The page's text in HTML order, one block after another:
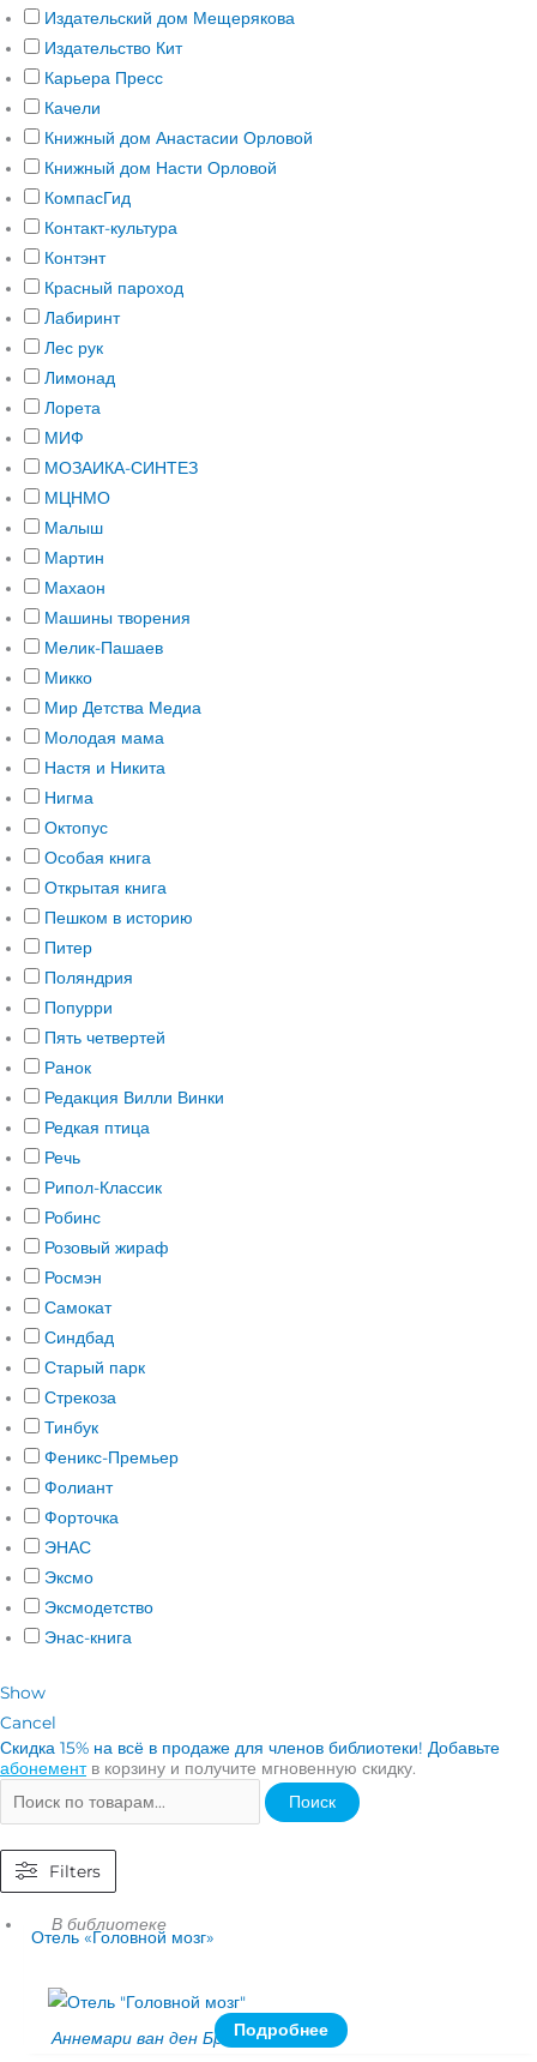
Издательский дом Мещерякова
Издательство Кит
Карьера Пресс
Качели
Книжный дом Анастасии Орловой
Книжный дом Насти Орловой
КомпасГид
Контакт-культура
Контэнт
Красный пароход
Лабиринт
Лес рук
Лимонад
Лорета
МИФ
МОЗАИКА-СИНТЕЗ
МЦНМО
Малыш
Мартин
Махаон
Машины творения
Мелик-Пашаев
Микко
Мир Детства Медиа
Молодая мама
Настя и Никита
Нигма
Октопус
Особая книга
Открытая книга
Пешком в историю
Питер
Поляндрия
Попурри
Пять четвертей
Ранок
Редакция Вилли Винки
Редкая птица
Речь
Рипол-Классик
Робинс
Розовый жираф
Росмэн
Самокат
Синдбад
Старый парк
Стрекоза
Тинбук
Феникс-Премьер
Фолиант
Форточка
ЭНАС
Эксмо
Эксмодетство
Энас-книга
Show
Cancel
Скидка 15% на всё в продаже для членов библиотеки! Добавьте
абонементв корзину и получите мгновенную скидку.
Поиск
Filters
В библиотеке
Аннемари ван ден Бринк
Отель «Головной мозг»
Подробнее